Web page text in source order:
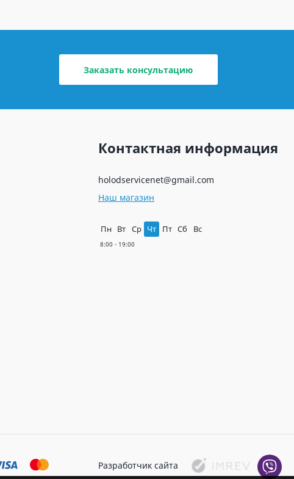
Заказать консультацию
Контактная информация
holodservicenet@gmail.com
Наш магазин
Пн Вт Ср Чт Пт Сб Вс
Разработчик сайта